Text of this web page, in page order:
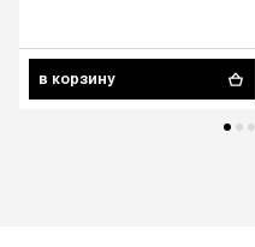
в корзину